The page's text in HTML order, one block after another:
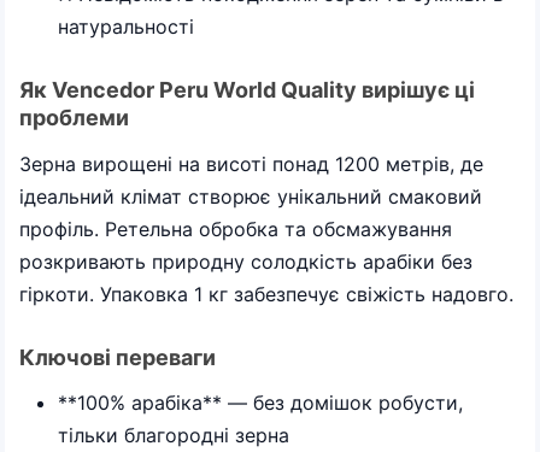
натуральності
Як Vencedor Peru World Quality вирішує ці
проблеми
Зерна вирощені на висоті понад 1200 метрів, де
ідеальний клімат створює унікальний смаковий
профіль. Ретельна обробка та обсмажування
розкривають природну солодкість арабіки без
гіркоти. Упаковка 1 кг забезпечує свіжість надовго.
Ключові переваги
**100% арабіка** — без домішок робусти,
тільки благородні зерна